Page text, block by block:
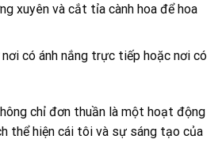
xuyên và cắt tỉa cành hoa để hoa
có ánh nắng trực tiếp hoặc nơi có
chỉ đơn thuần là một hoạt động
thể hiện cái tôi và sự sáng tạo của